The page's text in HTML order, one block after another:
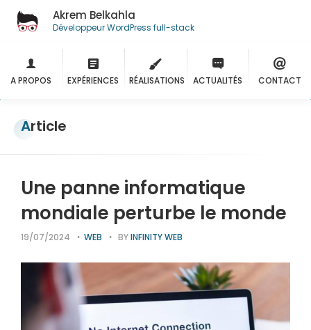
Akrem Belkahla
Développeur WordPress full-stack
A PROPOS EXPÉRIENCES RÉALISATIONS ACTUALITÉS CONTACT
Article
Une panne informatique
mondiale perturbe le monde
19/07/2024 WEB BYINFINITY WEB